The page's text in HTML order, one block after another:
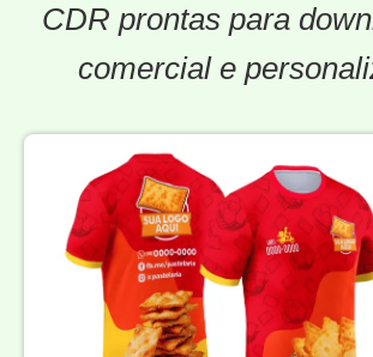
CDR prontas para
comercial e